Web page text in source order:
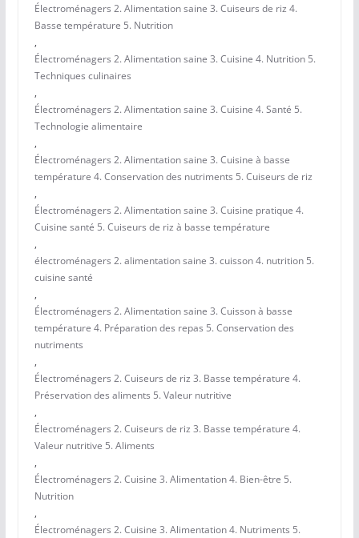
Électroménagers 2. Alimentation saine 3. Cuiseurs de riz 4.
Basse température 5. Nutrition
,
Électroménagers 2. Alimentation saine 3. Cuisine 4. Nutrition 5.
Techniques culinaires
,
Électroménagers 2. Alimentation saine 3. Cuisine 4. Santé 5.
Technologie alimentaire
,
Électroménagers 2. Alimentation saine 3. Cuisine à basse
température 4. Conservation des nutriments 5. Cuiseurs de riz
,
Électroménagers 2. Alimentation saine 3. Cuisine pratique 4.
Cuisine santé 5. Cuiseurs de riz à basse température
,
électroménagers 2. alimentation saine 3. cuisson 4. nutrition 5.
cuisine santé
,
Électroménagers 2. Alimentation saine 3. Cuisson à basse
température 4. Préparation des repas 5. Conservation des
nutriments
,
Électroménagers 2. Cuiseurs de riz 3. Basse température 4.
Préservation des aliments 5. Valeur nutritive
,
Électroménagers 2. Cuiseurs de riz 3. Basse température 4.
Valeur nutritive 5. Aliments
,
Électroménagers 2. Cuisine 3. Alimentation 4. Bien-être 5.
Nutrition
,
Électroménagers 2. Cuisine 3. Alimentation 4. Nutriments 5.